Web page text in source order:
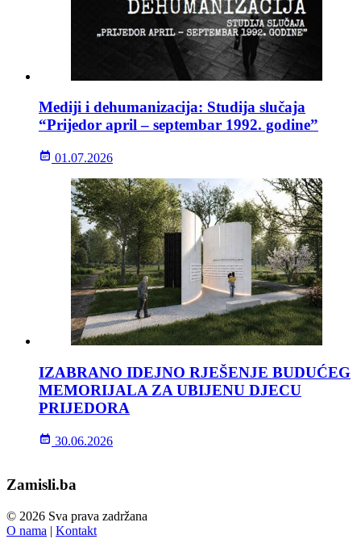
Mediji i dehumanizacija: Studija slučaja
“Prijedor april – septembar 1992. godine”
01.07.2026
IZABRANO IDEJNO RJEŠENJE BUDUĆEG
MEMORIJALA ZA UBIJENU DJECU
PRIJEDORA
30.06.2026
Zamisli.ba
© 2026 Sva prava zadržana
O nama | Kontakt